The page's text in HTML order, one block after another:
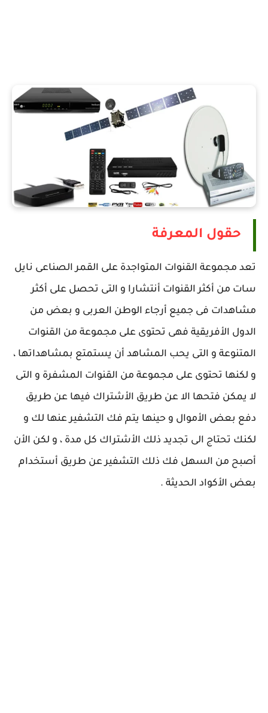
حقول المعرفة
تعد مجموعة القنوات المتواجدة على القمر الصناعى نايل
سات من أكثر القنوات أنتشارا و التى تحصل على أكثر
مشاهدات فى جميع أرجاء الوطن العربى و بعض من
الدول الأفريقية فهى تحتوى على مجموعة من القنوات
المتنوعة و التى يحب المشاهد أن يستمتع بمشاهداتها ،
و لكنها تحتوى على مجموعة من القنوات المشفرة و التى
لا يمكن فتحها الا عن طريق الأشتراك فيها عن طريق
دفع بعض الأموال و حينها يتم فك التشفير عنها لك و
لكنك تحتاج الى تجديد ذلك الأشتراك كل مدة ، و لكن الأن
أصبح من السهل فك ذلك التشفير عن طريق أستخدام
بعض الأكواد الحديثة .